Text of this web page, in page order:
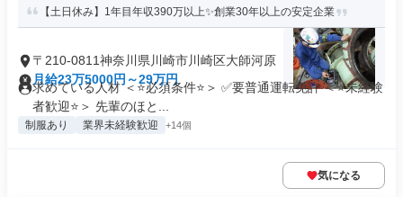
【土日休み】1年目年収390万以上✨創業30年以上の安定企業
〒210-0811神奈川県川崎市川崎区大師河原
月給23万5000円～29万円
求めている人材 ＜⭐必須条件⭐＞ ✅要普通運転免許 ＜⭐未経験
者歓迎⭐＞ 先輩のほと...
制服あり 業界未経験歓迎 +14個
気になる